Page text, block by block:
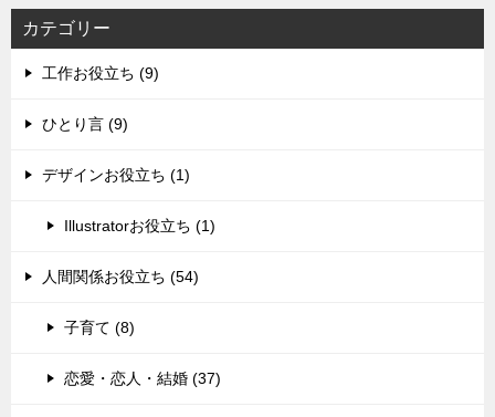
カテゴリー
工作お役立ち (9)
ひとり言 (9)
デザインお役立ち (1)
Illustratorお役立ち (1)
人間関係お役立ち (54)
子育て (8)
恋愛・恋人・結婚 (37)